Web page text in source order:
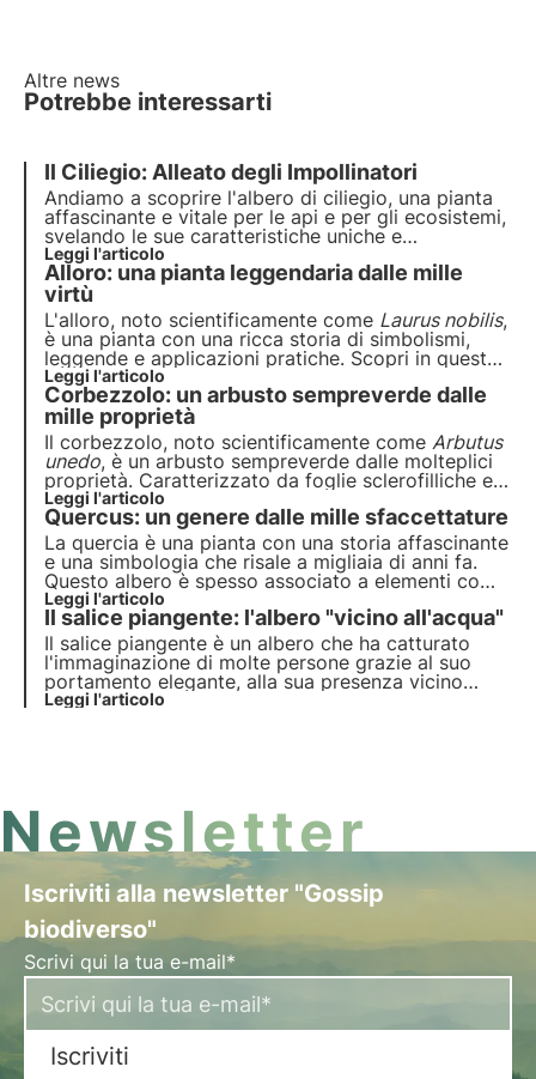
Altre news
Potrebbe interessarti
Il Ciliegio: Alleato degli Impollinatori
Andiamo a scoprire l'albero di ciliegio, una pianta
affascinante e vitale per le api e per gli ecosistemi,
svelando le sue caratteristiche uniche e
l'importanza vitale che riveste nel mantenimento
dell'habitat naturale.
Leggi l'articolo
Alloro: una pianta leggendaria dalle mille
virtù
L'alloro, noto scientificamente come Laurus nobilis,
è una pianta con una ricca storia di simbolismi,
leggende e applicazioni pratiche. Scopri in questo
articolo le caratteristiche, la storia e le curiosità di
questa affascinante pianta nettarifera dalle mille
virtù.
Leggi l'articolo
Corbezzolo: un arbusto sempreverde dalle
mille proprietà
Il corbezzolo, noto scientificamente come Arbutus
unedo, è un arbusto sempreverde dalle molteplici
proprietà. Caratterizzato da foglie sclerofilliche e
frutti colorati, ha un grande valore ecologico.
Scopri in questo articolo caratteristiche, storia,
curiosità e molto altro sul corbezzolo.
Leggi l'articolo
Quercus: un genere dalle mille sfaccettature
La quercia è una pianta con una storia affascinante
e una simbologia che risale a migliaia di anni fa.
Questo albero è spesso associato a elementi come
la forza, la longevità e la resistenza, caratteristiche
che gli si addicono perfettamente. Tuttavia, c'è
molto di più da scoprire su di esso.
Leggi l'articolo
Il salice piangente: l'albero "vicino all'acqua"
Il salice piangente è un albero che ha catturato
l'immaginazione di molte persone grazie al suo
portamento elegante, alla sua presenza vicino
all’acqua e alla sua chioma densa e pendente.
Leggi l'articolo
Newsletter
Iscriviti alla newsletter "Gossip
biodiverso"
Scrivi qui la tua e-mail*
Iscriviti